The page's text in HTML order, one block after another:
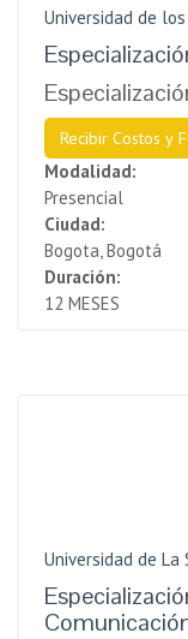
Universidad de
Recibir Costos y
Modalidad:
Presencial
Ciudad:
Bogota, Bogotá
Duración:
12 MESES
Universidad de La